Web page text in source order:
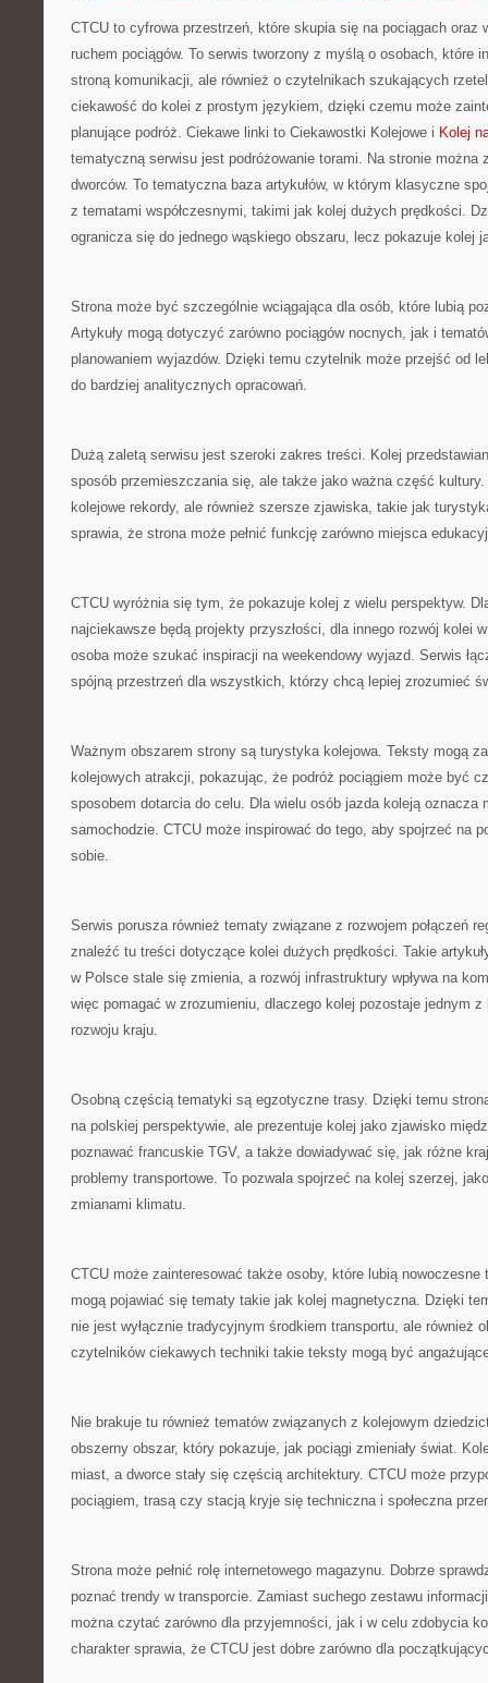
CTCU to cyfrowa przestrzeń, które skupia się na pociągach
ruchem pociągów. To serwis tworzony z myślą o osobach, które
stroną komunikacji, ale również o czytelnikach szukających
ciekawość do kolei z prostym językiem, dzięki czemu może
planujące podróż. Ciekawe linki to Ciekawostki Kolejowe i Kolej
tematyczną serwisu jest podróżowanie torami. Na stronie można
dworców. To tematyczna baza artykułów, w którym klasyczne
z tematami współczesnymi, takimi jak kolej dużych prędkości.
ogranicza się do jednego wąskiego obszaru, lecz pokazuje kolej
Strona może być szczególnie wciągająca dla osób, które lubią
Artykuły mogą dotyczyć zarówno pociągów nocnych, jak i
planowaniem wyjazdów. Dzięki temu czytelnik może przejść od
do bardziej analitycznych opracowań.
Dużą zaletą serwisu jest szeroki zakres treści. Kolej
sposób przemieszczania się, ale także jako ważna część kultury.
kolejowe rekordy, ale również szersze zjawiska, takie jak
sprawia, że strona może pełnić funkcję zarówno miejsca
CTCU wyróżnia się tym, że pokazuje kolej z wielu perspektyw.
najciekawsze będą projekty przyszłości, dla innego rozwój kolei
osoba może szukać inspiracji na weekendowy wyjazd. Serwis
spójną przestrzeń dla wszystkich, którzy chcą lepiej zrozumieć
Ważnym obszarem strony są turystyka kolejowa. Teksty mogą
kolejowych atrakcji, pokazując, że podróż pociągiem może być
sposobem dotarcia do celu. Dla wielu osób jazda koleją oznacza
samochodzie. CTCU może inspirować do tego, aby spojrzeć na
sobie.
Serwis porusza również tematy związane z rozwojem połączeń
znaleźć tu treści dotyczące kolei dużych prędkości. Takie
w Polsce stale się zmienia, a rozwój infrastruktury wpływa na
więc pomagać w zrozumieniu, dlaczego kolej pozostaje jednym
rozwoju kraju.
Osobną częścią tematyki są egzotyczne trasy. Dzięki temu
na polskiej perspektywie, ale prezentuje kolej jako zjawisko
poznawać francuskie TGV, a także dowiadywać się, jak różne
problemy transportowe. To pozwala spojrzeć na kolej szerzej,
zmianami klimatu.
CTCU może zainteresować także osoby, które lubią nowoczesne
mogą pojawiać się tematy takie jak kolej magnetyczna. Dzięki
nie jest wyłącznie tradycyjnym środkiem transportu, ale również
czytelników ciekawych techniki takie teksty mogą być
Nie brakuje tu również tematów związanych z kolejowym
obszerny obszar, który pokazuje, jak pociągi zmieniały świat.
miast, a dworce stały się częścią architektury. CTCU może
pociągiem, trasą czy stacją kryje się techniczna i społeczna
Strona może pełnić rolę internetowego magazynu. Dobrze
poznać trendy w transporcie. Zamiast suchego zestawu
można czytać zarówno dla przyjemności, jak i w celu zdobycia
charakter sprawia, że CTCU jest dobre zarówno dla